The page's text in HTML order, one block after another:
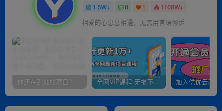
1.5W+ 0 1 1108W+
相爱的心息息相通，无需用言语倾诉
你还在到处找项目？还在当韭菜？我靠卖项目一个月收入5万+，曾经我也是个失败者。 全网VIP课程 无损下载~